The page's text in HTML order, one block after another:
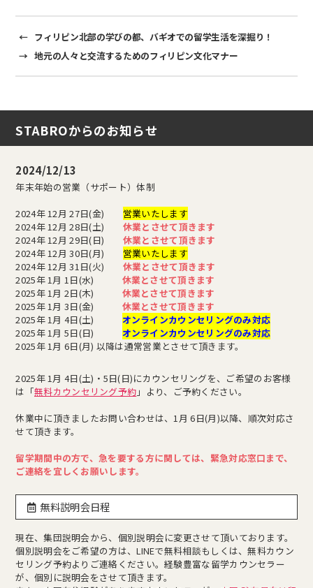
← フィリピン北部の学びの都、バギオでの留学生活を深掘り！
→ 地元の人々と交流するためのフィリピン文化マナー
STABROからのお知らせ
2024/12/13
年末年始の営業（サポート）体制
2024年 12月 27日(金) 営業いたします
2024年 12月 28日(土) 休業とさせて頂きます
2024年 12月 29日(日) 休業とさせて頂きます
2024年 12月 30日(月) 営業いたします
2024年 12月 31日(火) 休業とさせて頂きます
2025年 1月 1日(水) 休業とさせて頂きます
2025年 1月 2日(木) 休業とさせて頂きます
2025年 1月 3日(金) 休業とさせて頂きます
2025年 1月 4日(土) オンラインカウンセリングのみ対応
2025年 1月 5日(日) オンラインカウンセリングのみ対応
2025年 1月 6日(月) 以降は通常営業とさせて頂きます。
2025年 1月 4日(土)・5日(日)にカウンセリングを、ご希望のお客様
は「無料カウンセリング予約 」より、ご予約ください。
休業中に頂きましたお問い合わせは、1月 6日(月)以降、順次対応さ
せて頂きます。
留学期間中の方で、急を要する方に関しては、緊急対応窓口まで、
ご連絡を宜しくお願いします。
無料説明会日程
現在、集団説明会から、個別説明会に変更させて頂いております。
個別説明会をご希望の方は、LINEで無料相談もしくは、無料カウン
セリング予約よりご連絡ください。経験豊富な留学カウンセラー
が、個別に説明会をさせて頂きます。